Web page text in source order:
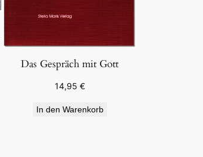
Das Gespräch mit Gott
14,95 €
In den Warenkorb